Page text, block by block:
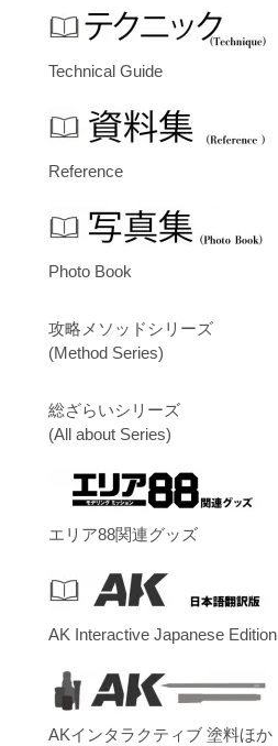
Technical Guide
Reference
Photo Book
攻略メソッドシリーズ
(Method Series)
総ざらいシリーズ
(All about Series)
エリア88関連グッズ
AK Interactive Japanese Edition
AKインタラクティブ 塗料ほか